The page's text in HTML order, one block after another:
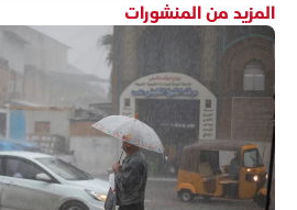
المزيد من المنشورات